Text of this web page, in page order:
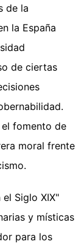
de la
la España
de ciertas
fomento de
moral frente
Siglo XIX"
y místicas
para los